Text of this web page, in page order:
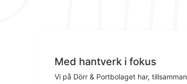
Med hantverk i fokus
Vi på Dörr & Portbolaget har,